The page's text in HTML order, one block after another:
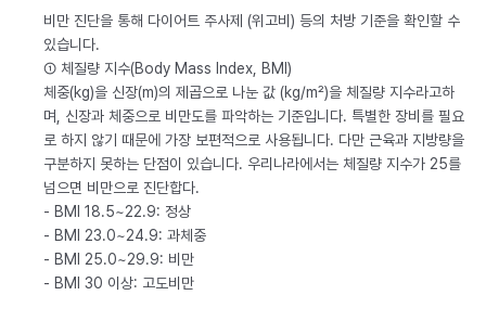
비만 진단을 통해 다이어트 주사제 (위고비) 등의 처방 기준을 확인할 수
있습니다.
① 체질량 지수(Body Mass Index, BMI)
체중(kg)을 신장(m)의 제곱으로 나눈 값 (kg/m²)을 체질량 지수라고하
며, 신장과 체중으로 비만도를 파악하는 기준입니다. 특별한 장비를 필요
로 하지 않기 때문에 가장 보편적으로 사용됩니다. 다만 근육과 지방량을
구분하지 못하는 단점이 있습니다. 우리나라에서는 체질량 지수가 25를
넘으면 비만으로 진단합다.
- BMI 18.5~22.9: 정상
- BMI 23.0~24.9: 과체중
- BMI 25.0~29.9: 비만
- BMI 30 이상: 고도비만